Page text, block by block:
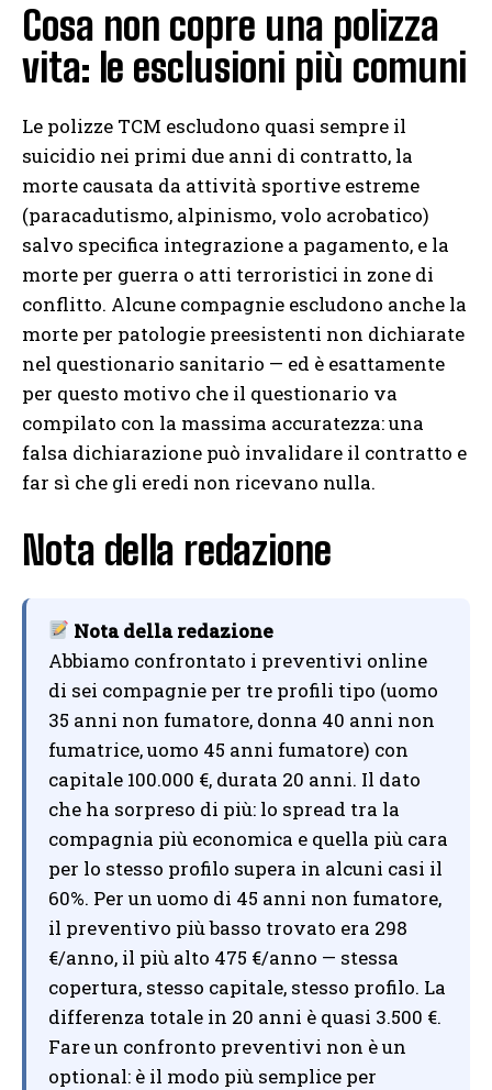
Cosa non copre una polizza
vita: le esclusioni più comuni
Le polizze TCM escludono quasi sempre il
suicidio nei primi due anni di contratto, la
morte causata da attività sportive estreme
(paracadutismo, alpinismo, volo acrobatico)
salvo specifica integrazione a pagamento, e la
morte per guerra o atti terroristici in zone di
conflitto. Alcune compagnie escludono anche la
morte per patologie preesistenti non dichiarate
nel questionario sanitario — ed è esattamente
per questo motivo che il questionario va
compilato con la massima accuratezza: una
falsa dichiarazione può invalidare il contratto e
far sì che gli eredi non ricevano nulla.
Nota della redazione
Nota della redazione
Abbiamo confrontato i preventivi online
di sei compagnie per tre profili tipo (uomo
35 anni non fumatore, donna 40 anni non
fumatrice, uomo 45 anni fumatore) con
capitale 100.000 €, durata 20 anni. Il dato
che ha sorpreso di più: lo spread tra la
compagnia più economica e quella più cara
per lo stesso profilo supera in alcuni casi il
60%. Per un uomo di 45 anni non fumatore,
il preventivo più basso trovato era 298
€/anno, il più alto 475 €/anno — stessa
copertura, stesso capitale, stesso profilo. La
differenza totale in 20 anni è quasi 3.500 €.
Fare un confronto preventivi non è un
optional: è il modo più semplice per